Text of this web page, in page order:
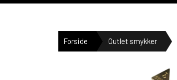
Forside Outlet smykker